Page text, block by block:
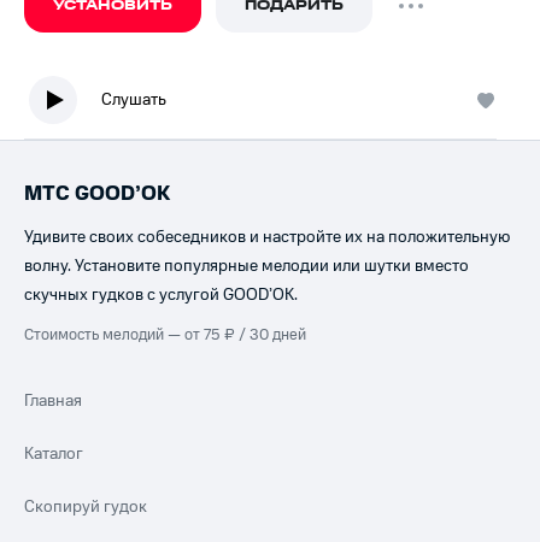
УСТАНОВИТЬ ПОДАРИТЬ
Слушать
МТС GOOD’OK
Удивите своих собеседников и настройте их на положительную
волну. Установите популярные мелодии или шутки вместо
скучных гудков с услугой GOOD’OK.
Стоимость мелодий — от 75 ₽ / 30 дней
Главная
Каталог
Скопируй гудок